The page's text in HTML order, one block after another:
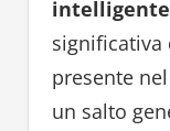
intelligente
significativa
presente
un salto